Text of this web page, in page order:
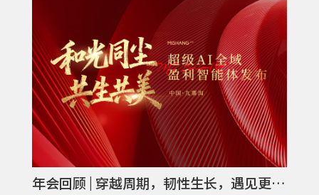
年会回顾 | 穿越周期，韧性生长，遇见更美好的我们！